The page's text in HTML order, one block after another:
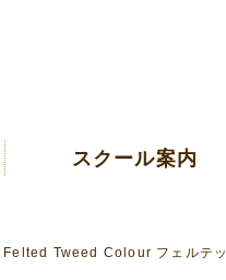
スクール案内
Tweed Colour フェルテッ